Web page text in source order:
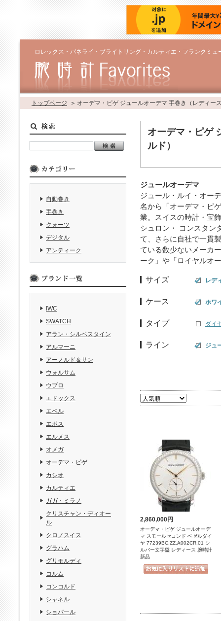
ロレックス・パネライ・ブライトリング・カルティエ・フランクミ
トップページ オーデマ・ピゲ ジュールオーデマ 手巻き（レディー
オーデマ・ピゲ
ルド）
ジュールオーデマ
ジュール・ルイ・オー
名から「オーデマ・ピ
業。スイスの時計・宝
シュロン・ コンスタン
て、さらに自社で一貫
ている数少ないメーカ
ーク」や「ロイヤルオ
サイズ レデ
ケース ホワ
タイプ ダイ
ライン ジュ
2,860,000円
オーデマ・ピゲ ジュールオーデ
マ スモールセコンド ベゼルダイ
ヤ 77239BC.ZZ.A002CR.01 シ
ルバー文字盤 レディース 腕時計
新品
自動巻き
手巻き
クォーツ
デジタル
アンティーク
IWC
SWATCH
アラン・シルベスタイン
アルマーニ
アーノルド＆サン
ウォルサム
ウブロ
エドックス
エベル
エポス
エルメス
オメガ
オーデマ・ピゲ
カシオ
カルティエ
ガガ・ミラノ
クリスチャン・ディオー
ル
クロノスイス
グラハム
グリモルディ
コルム
コンコルド
シャネル
ショパール